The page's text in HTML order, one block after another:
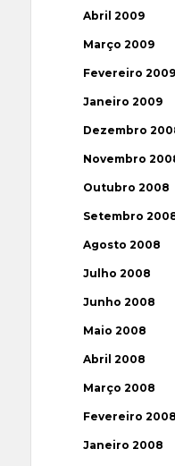
Abril 2009
Março 2009
Fevereiro 2009
Janeiro 2009
Dezembro
Novembro
Outubro 2008
Setembro
Agosto 2008
Julho 2008
Junho 2008
Maio 2008
Abril 2008
Março 2008
Fevereiro 2008
Janeiro 2008